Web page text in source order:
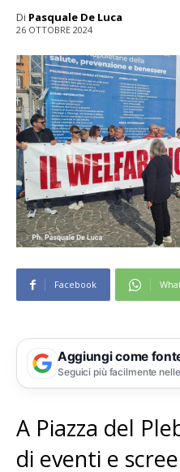
Di Pasquale De Luca
26 OTTOBRE 2024
Facebook
Aggiungi come
Seguici più facilmente
A Piazza del
di eventi e